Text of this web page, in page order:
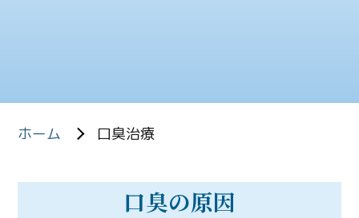
ホーム 口臭治療
口臭の原因